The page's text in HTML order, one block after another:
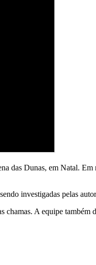
das Dunas, em Natal.
investigadas pelas
A equipe